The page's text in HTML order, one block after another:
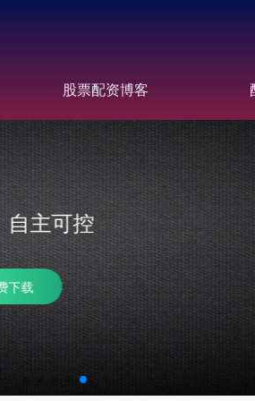
股票配资博客
本，提效率
高 批量数据分析，帮助及时调整优化